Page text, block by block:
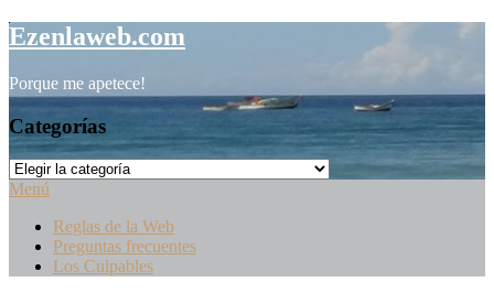
Saltar
al
Ezenlaweb.com
Porque me apetece!
Categorías
Categorías
Menú
Reglas de la Web
Preguntas frecuentes
Los Culpables